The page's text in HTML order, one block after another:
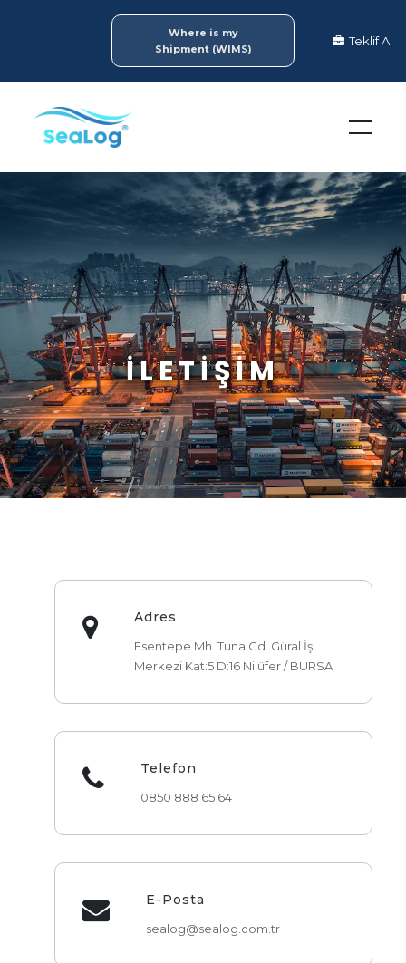
Where is my
Shipment (WIMS)
Teklif Al
İLETIŞIM
Adres
Esentepe Mh. Tuna Cd. Güral İş
Merkezi Kat:5 D:16 Nilüfer / BURSA
Telefon
0850 888 65 64
E-Posta
sealog@sealog.com.tr